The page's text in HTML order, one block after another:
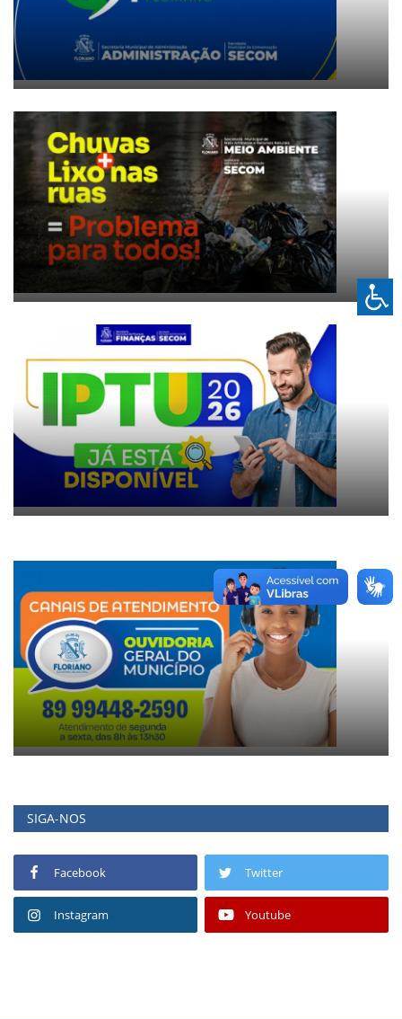
SIGA-NOS
Facebook Twitter
Instagram Youtube